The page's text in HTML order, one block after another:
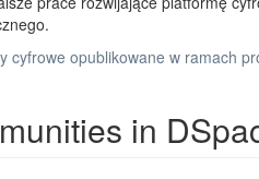
cyfrowe opublikowane w ramach
in